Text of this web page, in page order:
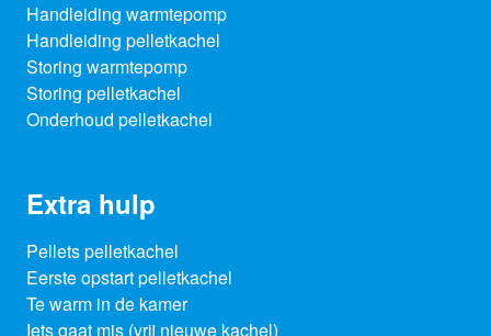
Handleiding warmtepomp
Handleiding pelletkachel
Storing warmtepomp
Storing pelletkachel
Onderhoud pelletkachel
Extra hulp
Pellets pelletkachel
Eerste opstart pelletkachel
Te warm in de kamer
Iets gaat mis (vrij nieuwe kachel)